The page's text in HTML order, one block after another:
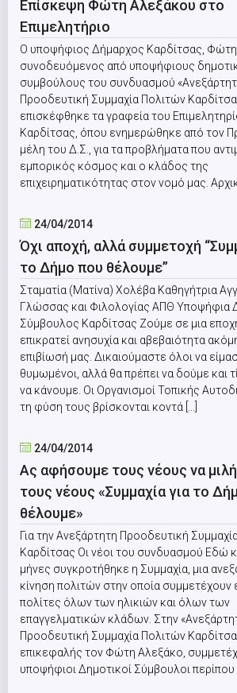
Eπίσκεψη Φώτη Αλεξάκου στο
Επιμελητήριο
O υποψήφιος Δήμαρχος Καρδίτσας,
συνοδευόμενος από υποψήφιους
συμβούλους του συνδυασμού
Προοδευτική Συμμαχία Πολιτών
επισκέφθηκε τα γραφεία του
Καρδίτσας, όπου ενημερώθηκε από τον
μέλη του Δ.Σ., για τα προβλήματα που
εμπορικός κόσμος και ο κλάδος της
επιχειρηματικότητας στον νομό μας.
24/04/2014
Όχι αποχή, αλλά συμμετοχή
το Δήμο που θέλουμε”
Σταματία (Ματίνα) Χολέβα Καθηγήτρια
Γλώσσας και Φιλολογίας ΑΠΘ Υποψήφια
Σύμβουλος Καρδίτσας Ζούμε σε μια
επικρατεί ανησυχία και αβεβαιότητα
επιβίωσή μας. Δικαιούμαστε όλοι να
θυμωμένοι, αλλά θα πρέπει να δούμε και
να κάνουμε. Οι Οργανισμοί Τοπικής
τη φύση τους βρίσκονται κοντά [...]
24/04/2014
Ας αφήσουμε τους νέους να
τους νέους «Συμμαχία για το
θέλουμε»
Για την Ανεξάρτητη Προοδευτική
Καρδίτσας Οι νέοι του συνδυασμού Εδώ
μήνες συγκροτήθηκε η Συμμαχία, μια
κίνηση πολιτών στην οποία συμμετέχουν
πολίτες όλων των ηλικιών και όλων των
επαγγελματικών κλάδων. Στην
Προοδευτική Συμμαχία Πολιτών
επικεφαλής τον Φώτη Αλεξάκο,
υποψήφιοι Δημοτικοί Σύμβουλοι περίπου